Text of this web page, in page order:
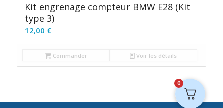
Kit engrenage compteur BMW E28 (Kit
type 3)
12,00 €
Commander Voir les détails
0